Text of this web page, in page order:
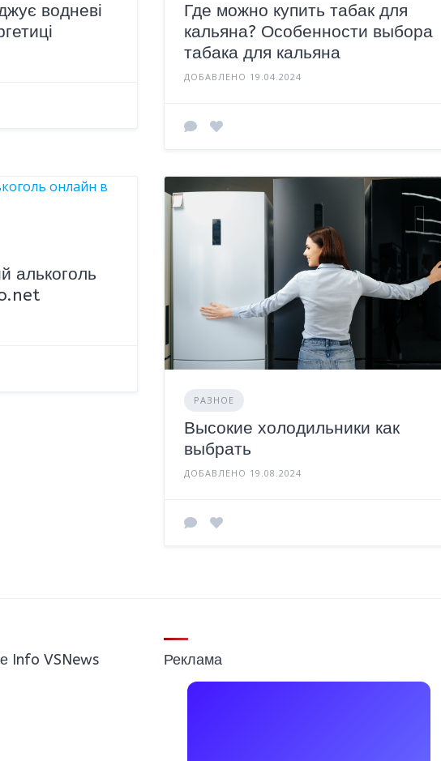
водневі
Где можно купить табак для
кальяна? Особенности выбора
табака для кальяна
ДОБАВЛЕНО 19.04.2024
алькоголь
РАЗНОЕ
Высокие холодильники как
выбрать
ДОБАВЛЕНО 19.08.2024
Info VSNews
Реклама